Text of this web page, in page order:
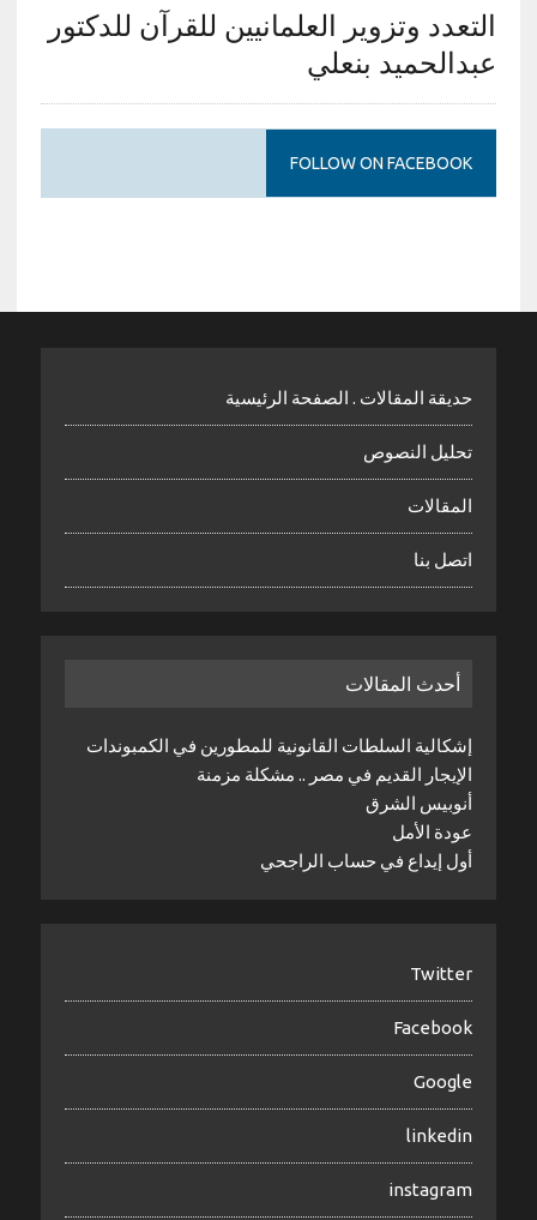
التعدد وتزوير العلمانيين للقرآن للدكتور
عبدالحميد بنعلي
FOLLOW ON FACEBOOK
حديقة المقالات . الصفحة الرئيسية
تحليل النصوص
المقالات
اتصل بنا
أحدث المقالات
إشكالية السلطات القانونية للمطورين في الكمبوندات
الإيجار القديم في مصر .. مشكلة مزمنة
أنوبيس الشرق
عودة الأمل
أول إيداع في حساب الراجحي
Twitter
Facebook
Google
linkedin
instagram